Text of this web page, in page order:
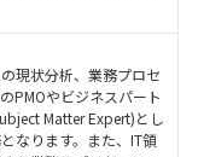
現状分析、業務プロセ
PMOやビジネスパート
Matter Expert)とし
なります。また、IT領